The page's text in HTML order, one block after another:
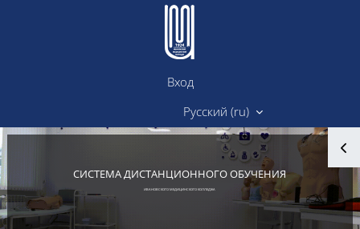
Перейти к основному содержанию
Вход
Русский ‎(ru)‎
Блоки
СИСТЕМА ДИСТАНЦИОННОГО ОБУЧЕНИЯ
ИВАНОВСКОГО МЕДИЦИНСКОГО КОЛЛЕДЖА